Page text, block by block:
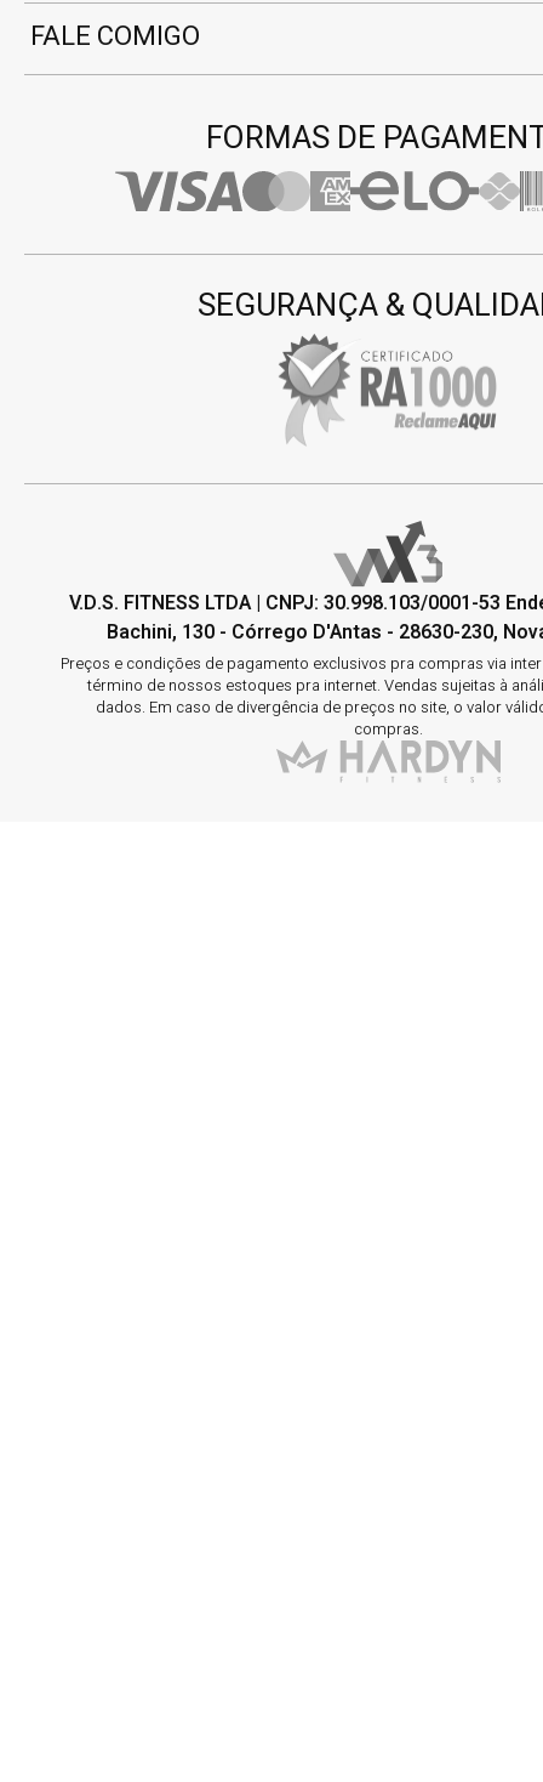
FALE COMIGO
SEGURANÇA &
FORMAS DE
V.D.S. FITNESS LTDA | CNPJ: 30.998.103/0001-53
Bachini, 130 - Córrego D'Antas - 28630-230,
Preços e condições de pagamento exclusivos pra compras via
término de nossos estoques pra internet. Vendas sujeitas à
dados. Em caso de divergência de preços no site, o valor
compras.